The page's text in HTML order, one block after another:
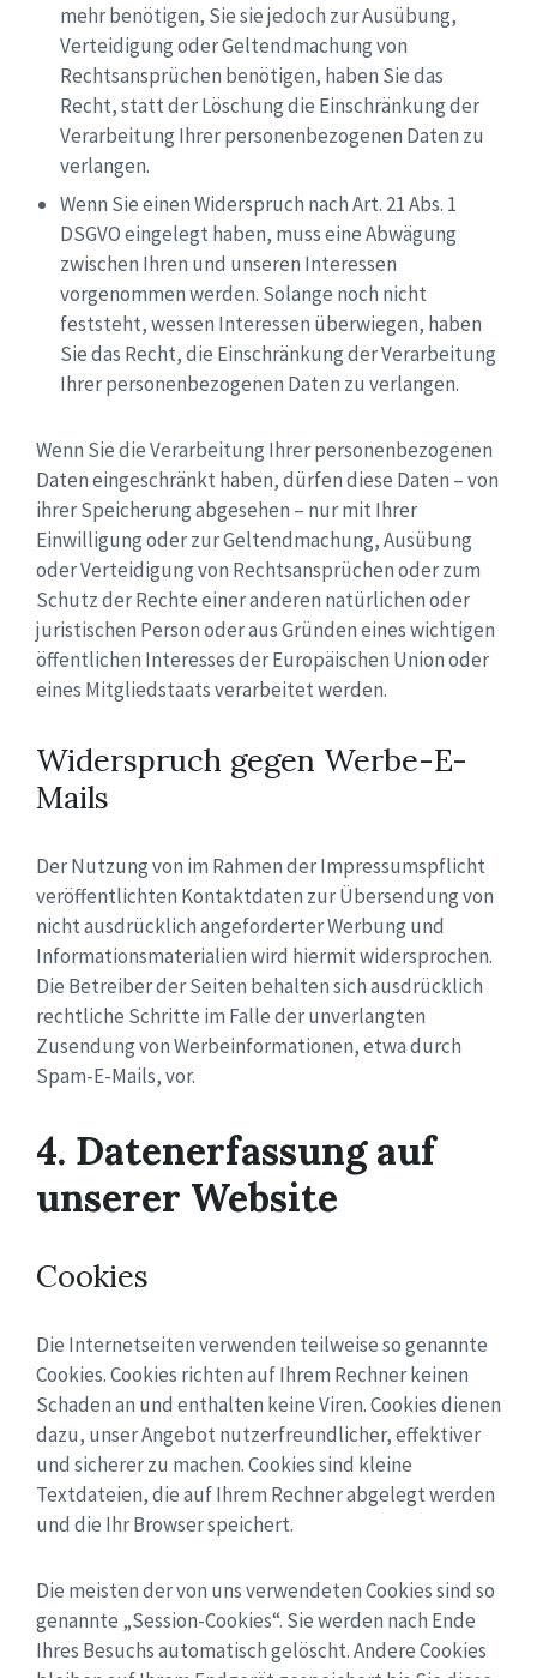
mehr benötigen, Sie sie jedoch zur Ausübung,
Verteidigung oder Geltendmachung von
Rechtsansprüchen benötigen, haben Sie das
Recht, statt der Löschung die Einschränkung der
Verarbeitung Ihrer personenbezogenen Daten zu
verlangen.
Wenn Sie einen Widerspruch nach Art. 21 Abs. 1
DSGVO eingelegt haben, muss eine Abwägung
zwischen Ihren und unseren Interessen
vorgenommen werden. Solange noch nicht
feststeht, wessen Interessen überwiegen, haben
Sie das Recht, die Einschränkung der Verarbeitung
Ihrer personenbezogenen Daten zu verlangen.
Wenn Sie die Verarbeitung Ihrer personenbezogenen
Daten eingeschränkt haben, dürfen diese Daten – von
ihrer Speicherung abgesehen – nur mit Ihrer
Einwilligung oder zur Geltendmachung, Ausübung
oder Verteidigung von Rechtsansprüchen oder zum
Schutz der Rechte einer anderen natürlichen oder
juristischen Person oder aus Gründen eines wichtigen
öffentlichen Interesses der Europäischen Union oder
eines Mitgliedstaats verarbeitet werden.
Widerspruch gegen Werbe-E-
Mails
Der Nutzung von im Rahmen der Impressumspflicht
veröffentlichten Kontaktdaten zur Übersendung von
nicht ausdrücklich angeforderter Werbung und
Informationsmaterialien wird hiermit widersprochen.
Die Betreiber der Seiten behalten sich ausdrücklich
rechtliche Schritte im Falle der unverlangten
Zusendung von Werbeinformationen, etwa durch
Spam-E-Mails, vor.
4. Datenerfassung auf
unserer Website
Cookies
Die Internetseiten verwenden teilweise so genannte
Cookies. Cookies richten auf Ihrem Rechner keinen
Schaden an und enthalten keine Viren. Cookies dienen
dazu, unser Angebot nutzerfreundlicher, effektiver
und sicherer zu machen. Cookies sind kleine
Textdateien, die auf Ihrem Rechner abgelegt werden
und die Ihr Browser speichert.
Die meisten der von uns verwendeten Cookies sind so
genannte „Session-Cookies“. Sie werden nach Ende
Ihres Besuchs automatisch gelöscht. Andere Cookies